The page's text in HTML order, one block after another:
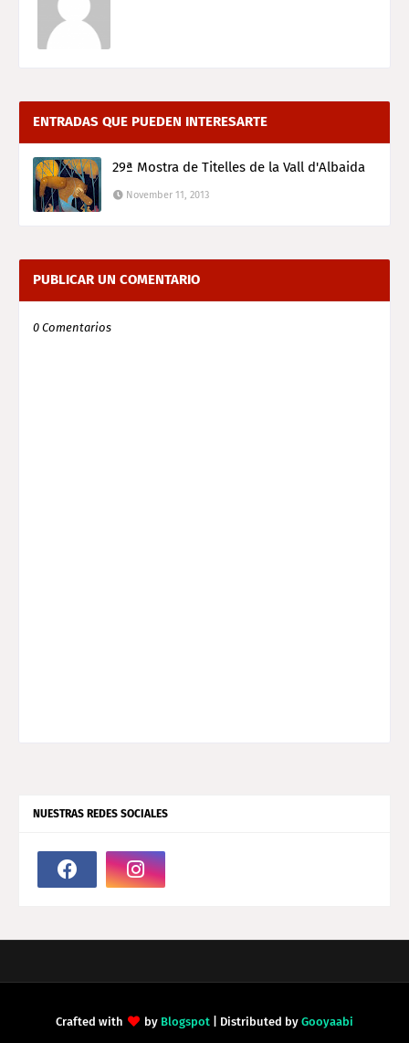
ENTRADAS QUE PUEDEN INTERESARTE
29ª Mostra de Titelles de la Vall d'Albaida
November 11, 2013
PUBLICAR UN COMENTARIO
0 Comentarios
NUESTRAS REDES SOCIALES
Crafted with by Blogspot | Distributed by Gooyaabi